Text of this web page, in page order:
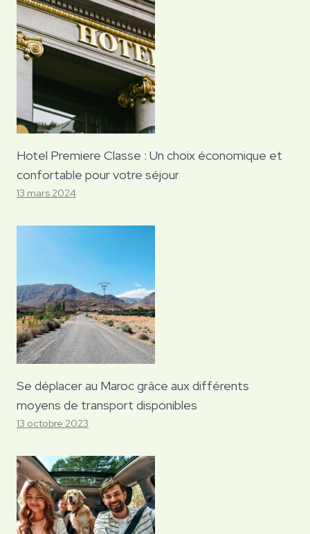
Hotel Premiere Classe : Un choix économique et
confortable pour votre séjour
13 mars 2024
Se déplacer au Maroc grâce aux différents
moyens de transport disponibles
13 octobre 2023